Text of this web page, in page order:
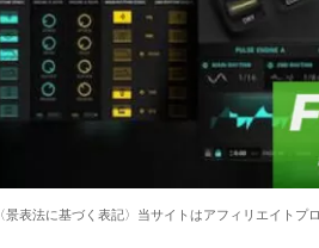
〈景表法に基づく表記〉当サイトはアフィリエイトプ